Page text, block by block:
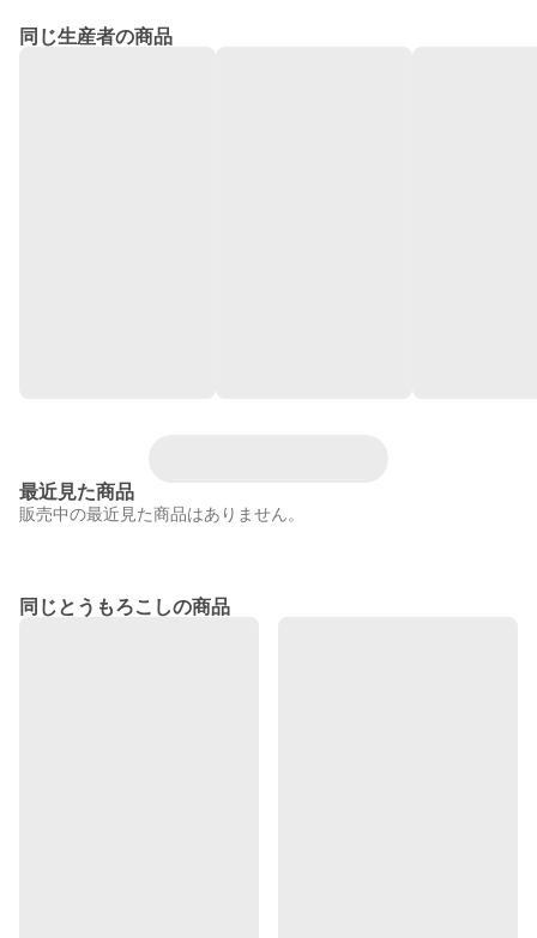
同じ生産者の商品
最近見た商品
販売中の最近見た商品はありません。
同じとうもろこしの商品